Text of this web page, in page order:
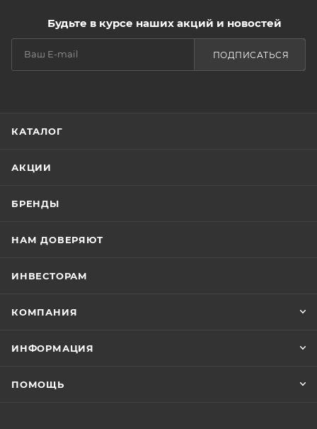
Будьте в курсе наших акций и новостей
ПОДПИСАТЬСЯ
КАТАЛОГ
АКЦИИ
БРЕНДЫ
НАМ ДОВЕРЯЮТ
ИНВЕСТОРАМ
КОМПАНИЯ
ИНФОРМАЦИЯ
ПОМОЩЬ